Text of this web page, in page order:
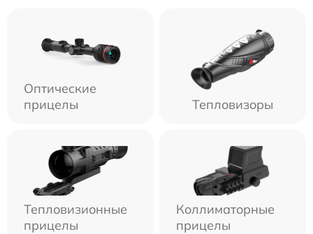
Оптические
прицелы
Тепловизоры
Тепловизионные
прицелы
Коллиматорные
прицелы